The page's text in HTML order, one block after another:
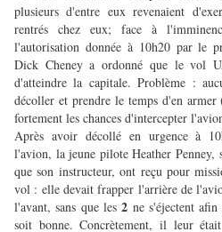
plusieurs d'entre eux revenaient
rentrés chez eux; face à
l'autorisation donnée à 10h20 par le
Dick Cheney a ordonné que le vol
d'atteindre la capitale. Problème :
décoller et prendre le temps d'en armer
fortement les chances d'intercepter
Après avoir décollé en urgence à
l'avion, la jeune pilote Heather Penney,
que son instructeur, ont reçu pour
vol : elle devait frapper l'arrière de
l'avant, sans que les2 ne s'éjectent
soit bonne. Concrètement, il leur